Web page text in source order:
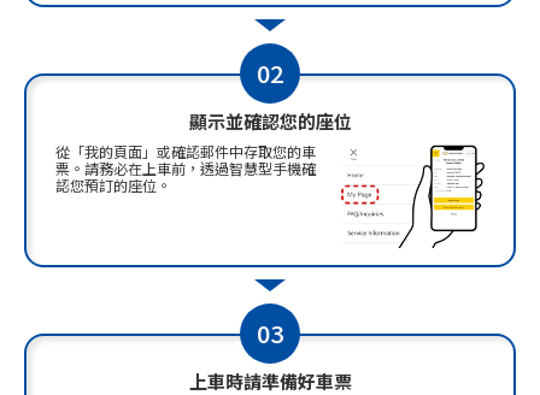
02
顯示並確認您的座位
從「我的頁面」或確認郵件中存取您的車
票。請務必在上車前，透過智慧型手機確
認您預訂的座位。
03
上車時請準備好車票